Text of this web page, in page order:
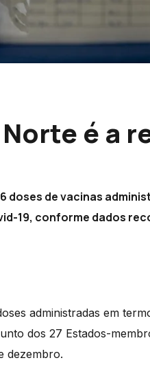
é a
doses de vacinas
19, conforme dados
administradas em
dos 27 Estados-
dezembro.